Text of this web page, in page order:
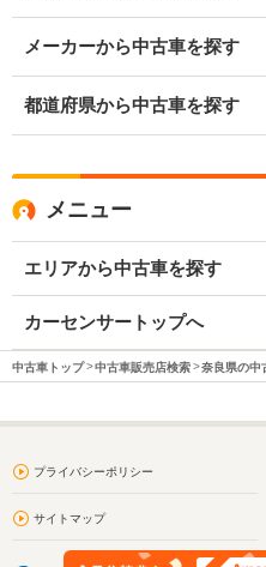
メーカーから中古車を探す
都道府県から中古車を探す
メニュー
エリアから中古車を探す
カーセンサートップへ
中古車トップ 中古車販売店検索 奈良県の中
プライバシーポリシー
サイトマップ